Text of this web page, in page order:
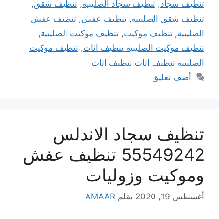
تنظيف سجاد, تنظيف سجاد الصليبية, تنظيف شقق,
تنظيف شقق الصليبية, تنظيف عفش, تنظيف عفش
الصليبية, تنظيف موكيت, تنظيف موكيت الصليبية,
تنظيف موكيت الصليبية تنظيف اثاث, تنظيف موكيت
الصليبية تنظيف اثاث تنظيف اثاث
أضف تعليق
تنظيف سجاد الاندلس
55549242 تنظيف عفش
وموكيت وزوليات
أغسطس 19, 2020 بقلم AMAAR